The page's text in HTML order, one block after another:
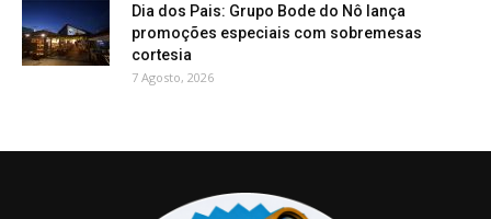
Dia dos Pais: Grupo Bode do Nô lança
promoções especiais com sobremesas
cortesia
7 Agosto, 2026